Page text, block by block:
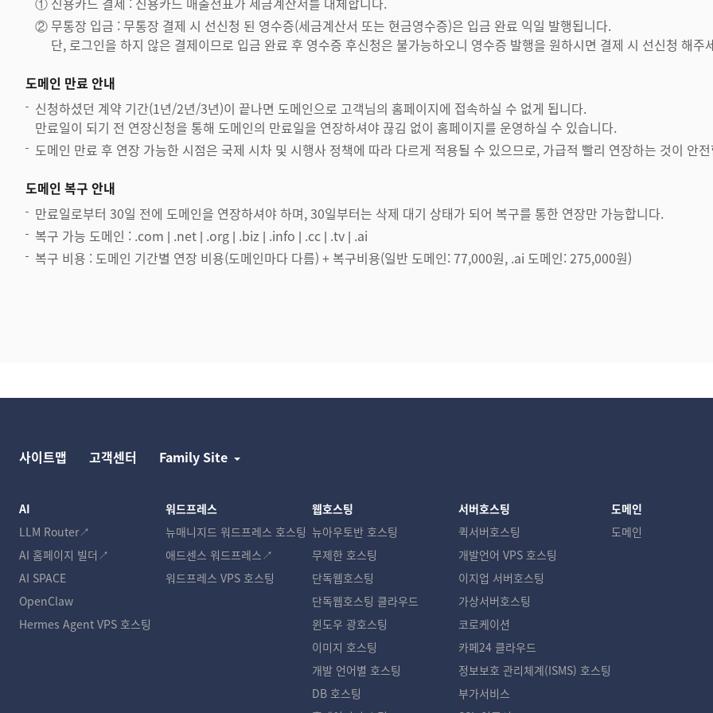
②무통장 입금 : 무통장 결제 시 선신청 된 영수증(세금계산서 또는 현금영수증)은 입금 완료 익일 발행됩니다.
단, 로그인을 하지 않은 결제이므로 입금 완료 후 영수증 후신청은 불가능하오니 영수증 발행을 원하시면 결제 시 선신청 해주
도메인 만료 안내
신청하셨던 계약 기간(1년/2년/3년)이 끝나면 도메인으로 고객님의 홈페이지에 접속하실 수 없게 됩니다.
만료일이 되기 전 연장신청을 통해 도메인의 만료일을 연장하셔야 끊김 없이 홈페이지를 운영하실 수 있습니다.
도메인 만료 후 연장 가능한 시점은 국제 시차 및 시행사 정책에 따라 다르게 적용될 수 있으므로, 가급적 빨리 연장하는 것이 안
도메인 복구 안내
만료일로부터 30일 전에 도메인을 연장하셔야 하며, 30일부터는 삭제 대기 상태가 되어 복구를 통한 연장만 가능합니다.
복구 가능 도메인 : .com | .net | .org | .biz | .info | .cc | .tv | .ai
복구 비용 : 도메인 기간별 연장 비용(도메인마다 다름) + 복구비용(일반 도메인: 77,000원, .ai 도메인: 275,000원)
사이트맵 고객센터 Family Site
AI
LLM Router↗
AI 홈페이지 빌더↗
AI SPACE
OpenClaw
Hermes Agent VPS 호스팅
워드프레스
뉴매니지드 워드프레스 호스팅
애드센스 워드프레스↗
워드프레스 VPS 호스팅
웹호스팅
뉴아우토반 호스팅
무제한 호스팅
단독웹호스팅
단독웹호스팅 클라우드
윈도우 광호스팅
이미지 호스팅
개발 언어별 호스팅
DB 호스팅
서버호스팅
퀵서버호스팅
개발언어 VPS 호스팅
이지업 서버호스팅
가상서버호스팅
코로케이션
카페24 클라우드
정보보호 관리체계(ISMS) 호스팅
부가서비스
도메인
도메인